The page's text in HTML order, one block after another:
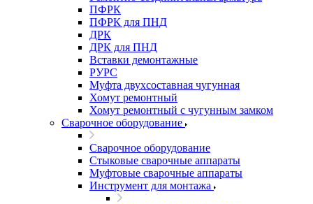
ПФРК
ПФРК для ПНД
ДРК
ДРК для ПНД
Вставки демонтажные
РУРС
Муфта двухсоставная чугунная
Хомут ремонтный
Хомут ремонтный с чугунным замком
Сварочное оборудование
Сварочное оборудование
Стыковые сварочные аппараты
Муфтовые сварочные аппараты
Инструмент для монтажа